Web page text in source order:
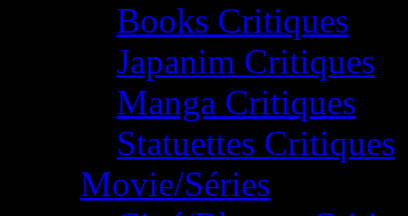
Books Critiques
Japanim Critiques
Manga Critiques
Statuettes Critiques
Movie/Séries